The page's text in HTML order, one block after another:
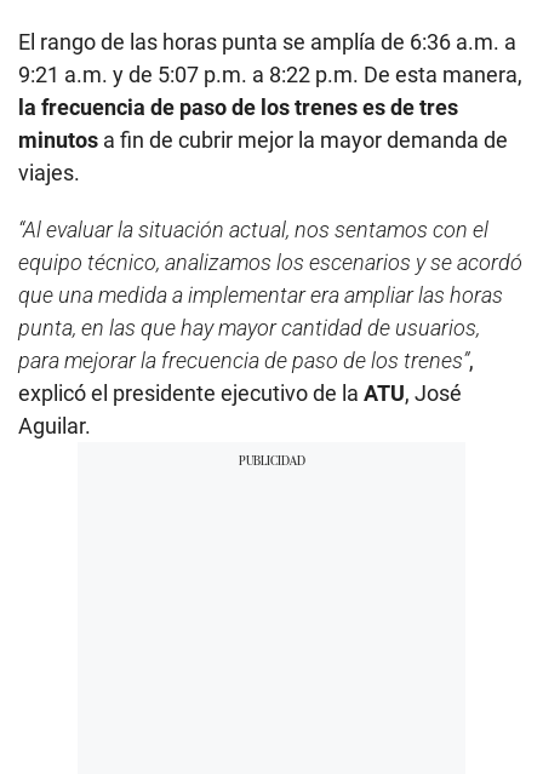
El rango de las horas punta se amplía de 6:36 a.m. a
9:21 a.m. y de 5:07 p.m. a 8:22 p.m. De esta manera,
la frecuencia de paso de los trenes es de tres
minutos a fin de cubrir mejor la mayor demanda de
viajes.
“Al evaluar la situación actual, nos sentamos con el
equipo técnico, analizamos los escenarios y se acordó
que una medida a implementar era ampliar las horas
punta, en las que hay mayor cantidad de usuarios,
para mejorar la frecuencia de paso de los trenes”,
explicó el presidente ejecutivo de la ATU, José
Aguilar.